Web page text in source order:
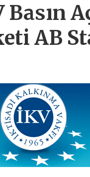
Basın
AB